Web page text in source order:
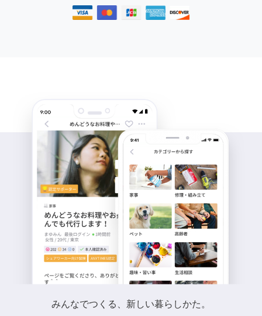
みんなでつくる、新しい暮らしかた。